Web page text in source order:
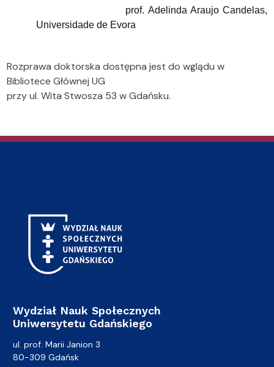
prof. Adelinda Araujo Candelas,
Universidade de Evora
Rozprawa doktorska dostępna jest do wglądu w
Bibliotece Głównej UG
przy ul. Wita Stwosza 53 w Gdańsku.
Wydział Nauk Społecznych
Uniwersytetu Gdańskiego
ul. prof. Marii Janion 3
80-309 Gdańsk